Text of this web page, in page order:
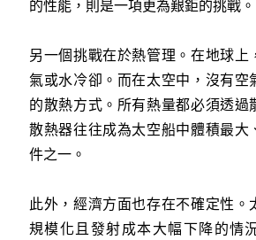
的性能，則是一項更為艱鉅的挑戰。
另一個挑戰在於熱管理。在地球上
氣或水冷卻。而在太空中，沒有空
的散熱方式。所有熱量都必須透過
散熱器往往成為太空船中體積最大
件之一。
此外，經濟方面也存在不確定性。
規模化且發射成本大幅下降的情